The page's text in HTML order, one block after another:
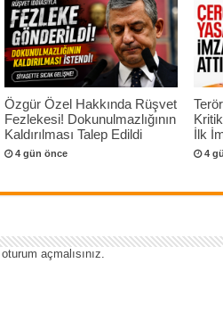
Özgür Özel Hakkında Rüşvet
Fezlekesi! Dokunulmazlığının
Kaldırılması Talep Edildi
4 gün önce
İlk
4
oturum açmalısınız